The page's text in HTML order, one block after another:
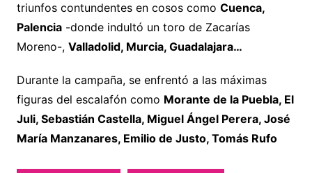
triunfos contundentes en cosos como Cuenca,
Palencia-donde indultó un toro de Zacarías
Moreno-, Valladolid, Murcia, Guadalajara…
Durante la campaña, se enfrentó a las máximas
figuras del escalafón como Morante de la Puebla, El
Juli, Sebastián Castella, Miguel Ángel Perera, José
María Manzanares, Emilio de Justo, Tomás Rufo